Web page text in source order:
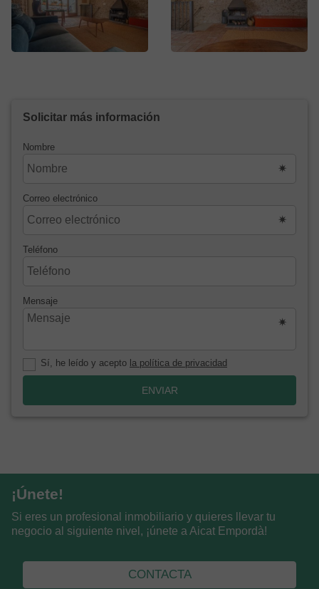
Solicitar más información
Nombre
Correo electrónico
Teléfono
Mensaje
Sí, he leído y acepto la política de privacidad
ENVIAR
¡Únete!
Si eres un profesional inmobiliario y quieres llevar tu
negocio al siguiente nivel, ¡únete a Aicat Empordà!
CONTACTA